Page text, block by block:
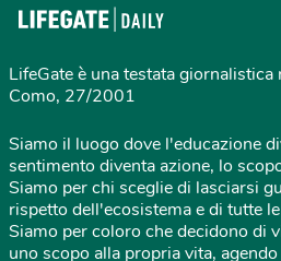
LifeGate è una testata
Como, 27/2001
Siamo il luogo dove l'educazione
sentimento diventa azione, lo
Siamo per chi sceglie di lasciarsi
rispetto dell'ecosistema e di tutte
Siamo per coloro che decidono di
uno scopo alla propria vita,